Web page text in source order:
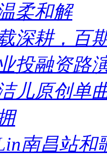
柔和解
深耕，百
投融资路
儿原创单
南昌站和